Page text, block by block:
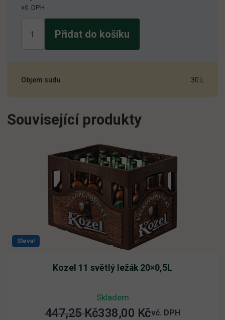
vč. DPH
Hořký
Přidat do košíku
Objem sudu 30 L
Související produkty
Sleva!
Kozel 11 světlý ležák 20×0,5L
Skladem
447,25Kč
Původní
338,00 Kč
Aktuálnívč. DPH